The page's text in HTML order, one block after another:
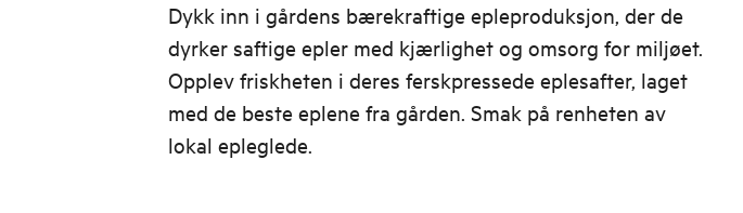
Dykk inn i gårdens bærekraftige epleproduksjon, der de
dyrker saftige epler med kjærlighet og omsorg for miljøet.
Opplev friskheten i deres ferskpressede eplesafter, laget
med de beste eplene fra gården. Smak på renheten av
lokal epleglede.